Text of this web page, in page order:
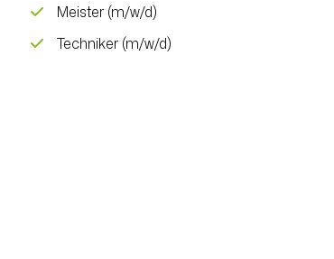
Meister (m/w/d)
Techniker (m/w/d)